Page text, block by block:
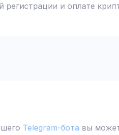
и оплате
Telegram-бота вы